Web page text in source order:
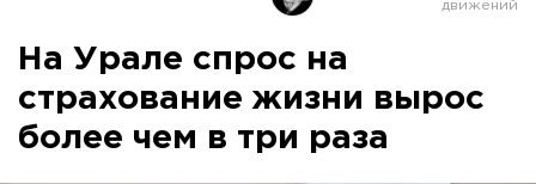
На Урале спрос на
страхование жизни вырос
более чем в три раза